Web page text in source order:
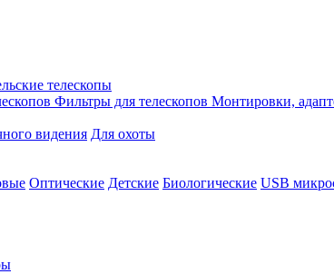
телескопы
Фильтры для телескопов Монтировки,
видения Для охоты
Оптические Детские Биологические USB